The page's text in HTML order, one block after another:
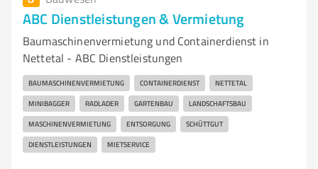
ABC Dienstleistungen & Vermietung
Baumaschinenvermietung und Containerdienst in
Nettetal - ABC Dienstleistungen
BAUMASCHINENVERMIETUNG CONTAINERDIENST NETTETAL
MINIBAGGER RADLADER GARTENBAU LANDSCHAFTSBAU
MASCHINENVERMIETUNG ENTSORGUNG SCHÜTTGUT
DIENSTLEISTUNGEN MIETSERVICE